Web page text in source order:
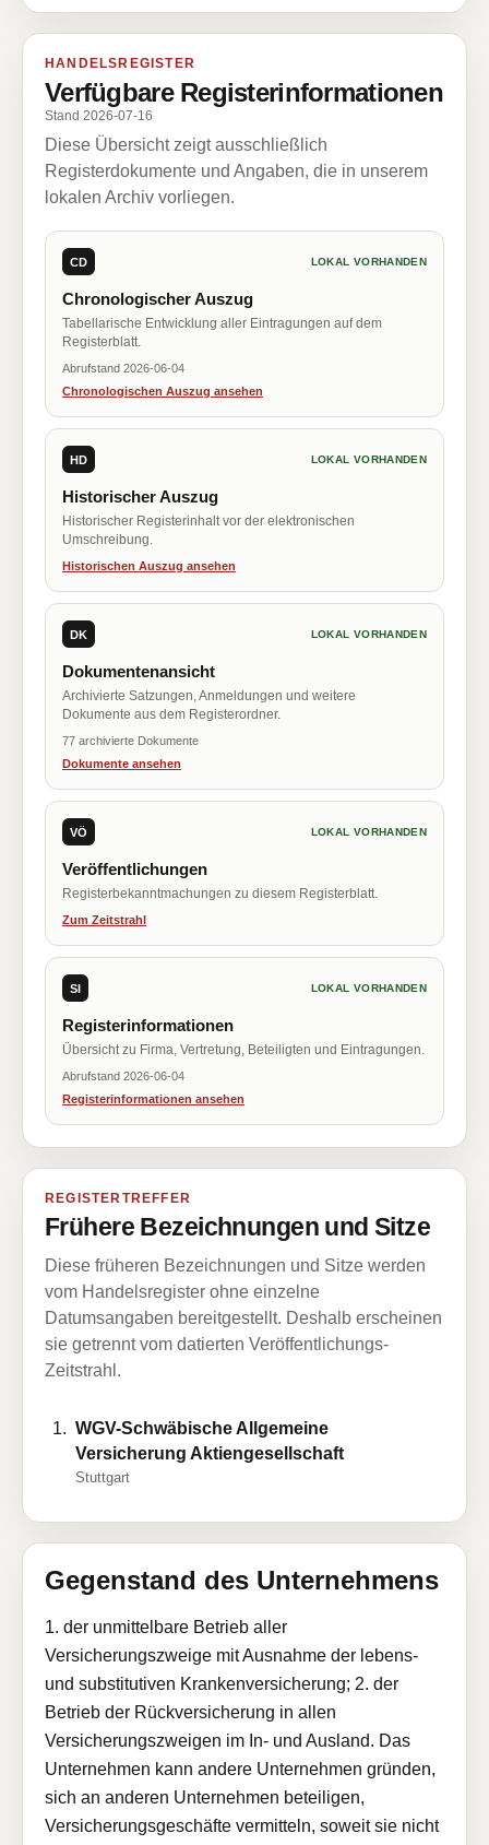
HANDELSREGISTER
Verfügbare Registerinformationen
Stand 2026-07-16
Diese Übersicht zeigt ausschließlich
Registerdokumente und Angaben, die in unserem
lokalen Archiv vorliegen.
CD LOKAL VORHANDEN
Chronologischer Auszug
Tabellarische Entwicklung aller Eintragungen auf dem
Registerblatt.
Abrufstand 2026-06-04
Chronologischen Auszug ansehen
HD LOKAL VORHANDEN
Historischer Auszug
Historischer Registerinhalt vor der elektronischen
Umschreibung.
Historischen Auszug ansehen
DK LOKAL VORHANDEN
Dokumentenansicht
Archivierte Satzungen, Anmeldungen und weitere
Dokumente aus dem Registerordner.
77 archivierte Dokumente
Dokumente ansehen
VÖ LOKAL VORHANDEN
Veröffentlichungen
Registerbekanntmachungen zu diesem Registerblatt.
Zum Zeitstrahl
SI LOKAL VORHANDEN
Registerinformationen
Übersicht zu Firma, Vertretung, Beteiligten und Eintragungen.
Abrufstand 2026-06-04
Registerinformationen ansehen
REGISTERTREFFER
Frühere Bezeichnungen und Sitze
Diese früheren Bezeichnungen und Sitze werden
vom Handelsregister ohne einzelne
Datumsangaben bereitgestellt. Deshalb erscheinen
sie getrennt vom datierten Veröffentlichungs-
Zeitstrahl.
WGV-Schwäbische Allgemeine
Versicherung Aktiengesellschaft
Stuttgart
Gegenstand des Unternehmens
1. der unmittelbare Betrieb aller
Versicherungszweige mit Ausnahme der lebens-
und substitutiven Krankenversicherung; 2. der
Betrieb der Rückversicherung in allen
Versicherungszweigen im In- und Ausland. Das
Unternehmen kann andere Unternehmen gründen,
sich an anderen Unternehmen beteiligen,
Versicherungsgeschäfte vermitteln, soweit sie nicht